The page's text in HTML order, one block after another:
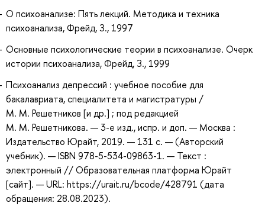
О психоанализе: Пять лекций. Методика и техника
психоанализа, Фрейд, З., 1997
Основные психологические теории в психоанализе. Очерк
истории психоанализа, Фрейд, З., 1999
Психоанализ депрессий : учебное пособие для
бакалавриата, специалитета и магистратуры /
М. М. Решетников [и др.] ; под редакцией
М. М. Решетникова. — 3-е изд., испр. и доп. — Москва :
Издательство Юрайт, 2019. — 131 с. — (Авторский
учебник). — ISBN 978-5-534-09863-1. — Текст :
электронный // Образовательная платформа Юрайт
[сайт]. — URL: https://urait.ru/bcode/428791 (дата
обращения: 28.08.2023).